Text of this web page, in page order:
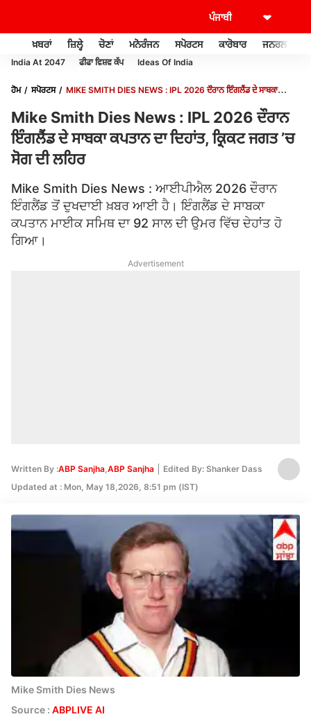
ਖ਼ਬਰਾਂ ਜ਼ਿਲ੍ਹੇ ਚੋਣਾਂ ਮਨੋਰੰਜਨ ਸਪੋਰਟਸ ਕਾਰੋਬਾਰ ਜਨਰਲ ਨੌਲਜ
India At 2047 ਫੀਫਾ ਵਿਸ਼ਵ ਕੱਪ Ideas Of India
ਹੋਮ ਸਪੋਰਟਸ
MIKE SMITH DIES NEWS : IPL 2026 ਦੌਰਾਨ ਇੰਗਲੈਂਡ ਦੇ ਸਾਬਕਾ
Mike Smith Dies News : IPL 2026 ਦੌਰਾਨ
ਇੰਗਲੈਂਡ ਦੇ ਸਾਬਕਾ ਕਪਤਾਨ ਦਾ ਦਿਹਾਂਤ, ਕ੍ਰਿਕਟ ਜਗਤ ’ਚ
ਸੋਗ ਦੀ ਲਹਿਰ
Mike Smith Dies News : ਆਈਪੀਐਲ 2026 ਦੌਰਾਨ
ਇੰਗਲੈਂਡ ਤੋਂ ਦੁਖਦਾਈ ਖ਼ਬਰ ਆਈ ਹੈ। ਇੰਗਲੈਂਡ ਦੇ ਸਾਬਕਾ
ਕਪਤਾਨ ਮਾਈਕ ਸਮਿਥ ਦਾ 92 ਸਾਲ ਦੀ ਉਮਰ ਵਿੱਚ ਦੇਹਾਂਤ ਹੋ
ਗਿਆ।
Advertisement
Written By :ABP Sanjha,ABP Sanjha
Edited By: Shanker Dass
Updated at : Mon, May 18,2026, 8:51 pm (IST)
Mike Smith Dies News
Source : ABPLIVE AI